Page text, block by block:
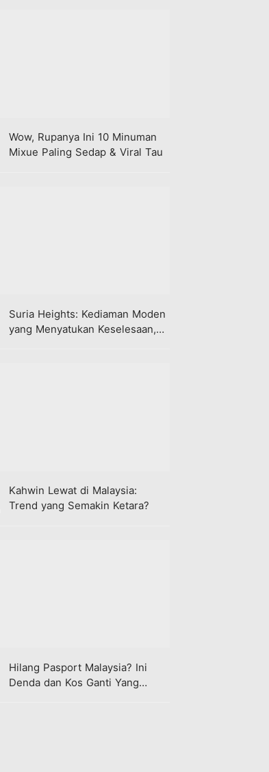
Wow, Rupanya Ini 10 Minuman
Mixue Paling Sedap & Viral Tau
Suria Heights: Kediaman Moden
yang Menyatukan Keselesaan,
Kahwin Lewat di Malaysia:
Trend yang Semakin Ketara?
Hilang Pasport Malaysia? Ini
Denda dan Kos Ganti Yang